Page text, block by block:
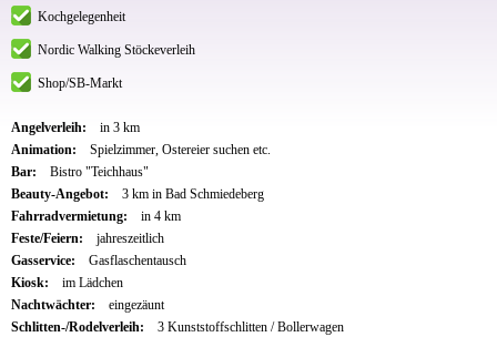
Kochgelegenheit
Nordic Walking Stöckeverleih
Shop/SB-Markt
Angelverleih:
in 3 km
Animation:
Spielzimmer, Ostereier suchen etc.
Bar:
Bistro "Teichhaus"
Beauty-Angebot:
3 km in Bad Schmiedeberg
Fahrradvermietung:
in 4 km
Feste/Feiern:
jahreszeitlich
Gasservice:
Gasflaschentausch
Kiosk:
im Lädchen
Nachtwächter:
eingezäunt
Schlitten-/Rodelverleih:
3 Kunststoffschlitten / Bollerwagen